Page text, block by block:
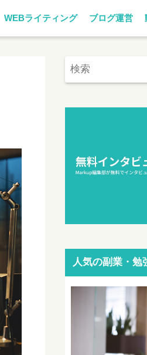
WEBライティング ブログ運営
人気の副業・勉